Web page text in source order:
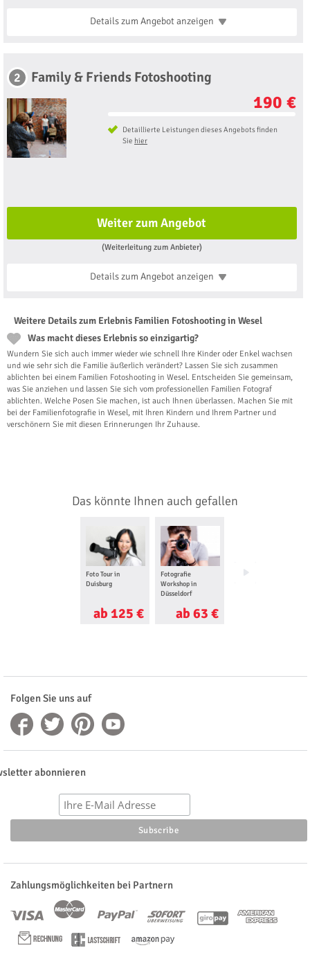
Details zum Angebotanzeigen
2 Family & Friends Fotoshooting
190 €
Detaillierte Leistungen dieses Angebots finden
Sie hier
Weiter zum Angebot
(Weiterleitung zum Anbieter)
Details zum Angebotanzeigen
Weitere Details zum Erlebnis Familien Fotoshooting in Wesel
Was macht dieses Erlebnis so einzigartig?
Wundern Sie sich auch immer wieder wie schnell Ihre Kinder oder Enkel wachsen
und wie sehr sich die Familie äußerlich verändert? Lassen Sie sich zusammen
ablichten bei einem Familien Fotoshooting in Wesel. Entscheiden Sie gemeinsam,
was Sie anziehen und lassen Sie sich vom professionellen Familien Fotograf
ablichten. Welche Posen Sie machen, ist auch Ihnen überlassen. Machen Sie mit
bei der Familienfotografie in Wesel, mit Ihren Kindern und Ihrem Partner und
verschönern Sie mit diesen Erinnerungen Ihr Zuhause.
Das könnte Ihnen auch gefallen
Foto Tour in
Duisburg
ab 125 €
Fotografie
Workshop in
Düsseldorf
ab 63 €
Foto Love Story für
Folgen Sie uns auf
abonnieren
Zahlungsmöglichkeiten bei Partnern